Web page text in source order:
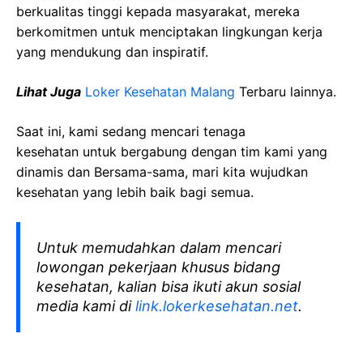
berkualitas tinggi kepada masyarakat, mereka
berkomitmen untuk menciptakan lingkungan kerja
yang mendukung dan inspiratif.
Lihat Juga Loker Kesehatan Malang Terbaru lainnya.
Saat ini, kami sedang mencari tenaga
kesehatan untuk bergabung dengan tim kami yang
dinamis dan Bersama-sama, mari kita wujudkan
kesehatan yang lebih baik bagi semua.
Untuk memudahkan dalam mencari
lowongan pekerjaan khusus bidang
kesehatan, kalian bisa ikuti akun sosial
media kami dilink.lokerkesehatan.net.